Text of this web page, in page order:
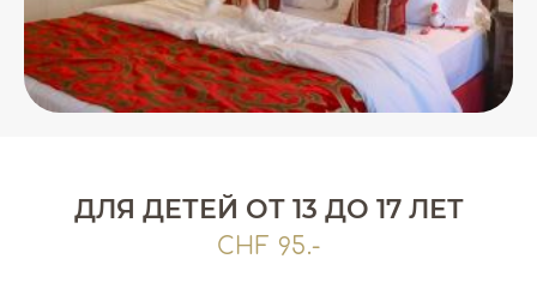
ДЛЯ ДЕТЕЙ ОТ 13 ДО 17 ЛЕТ
CHF 95.-